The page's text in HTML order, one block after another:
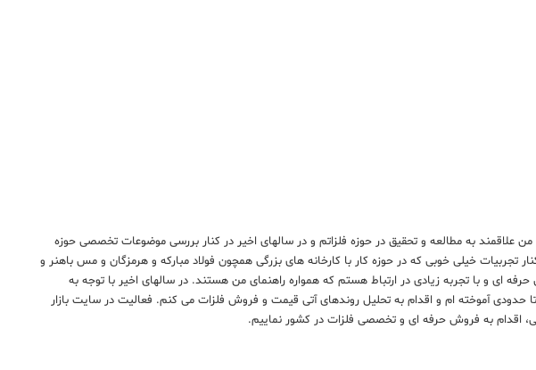
علاقمند به مطالعه و تحقیق در حوزه فلزاتم و در سالهای اخیر در کنار بررسی موضوعات تخصصی حوزه
تجربیات خیلی خوبی که در حوزه کار با کارخانه های بزرگی همچون فولاد مبارکه و هرمزگان و مس باهنر و
ای و با تجربه زیادی در ارتباط هستم که همواره راهنمای من هستند. در سالهای اخیر با توجه به
حدودی آموخته ام و اقدام به تحلیل روندهای آتی قیمت و فروش فلزات می کنم. فعالیت در سایت بازار